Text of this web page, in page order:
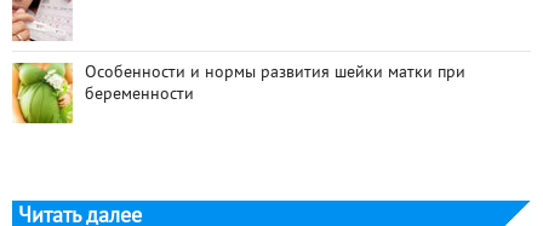
Особенности и нормы развития шейки матки при
беременности
Читать далее